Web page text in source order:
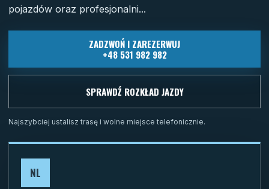
pojazdów oraz profesjonalni...
ZADZWOŃ I ZAREZERWUJ
+48 531 982 982
SPRAWDŹ ROZKŁAD JAZDY
Najszybciej ustalisz trasę i wolne miejsce telefonicznie.
NL